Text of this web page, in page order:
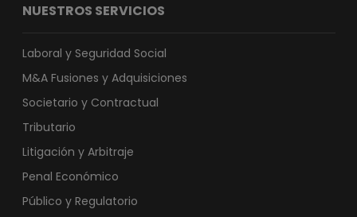
NUESTROS SERVICIOS
Laboral y Seguridad Social
M&A Fusiones y Adquisiciones
Societario y Contractual
Tributario
Litigación y Arbitraje
Penal Económico
Público y Regulatorio